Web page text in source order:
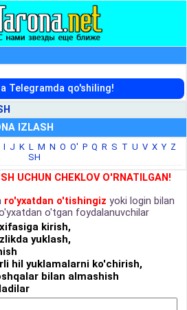
Telegramda qo'shiling!
IZLASH
I J K L M N O O' P Q R S T U V X Y Z
SH
UCHUN CHEKLOV O'RNATILGAN!
ro'yxatdan o'tishingiz yoki login bilan
o'tgan foydalanuvchilar
kirish,
yuklash,
hil yuklamalarni ko'chirish,
bilan almashish